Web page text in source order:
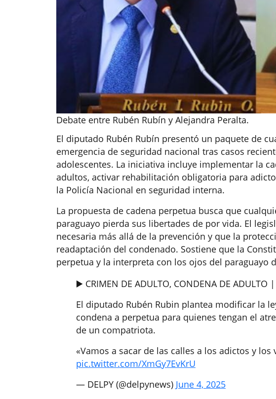
Debate entre Rubén Rubín y Alejandra Peralta.
El diputado Rubén Rubín presentó un paquete de
emergencia de seguridad nacional tras casos
adolescentes. La iniciativa incluye implementar la
adultos, activar rehabilitación obligatoria para
la Policía Nacional en seguridad interna.
La propuesta de cadena perpetua busca que
paraguayo pierda sus libertades de por vida. El
necesaria más allá de la prevención y que la
readaptación del condenado. Sostiene que la
perpetua y la interpreta con los ojos del paraguayo
▶️ CRIMEN DE ADULTO, CONDENA DE ADULTO |
️El diputado Rubén Rubin plantea modificar la
condena a perpetua para quienes tengan el
de un compatriota.
«Vamos a sacar de las calles a los adictos y los
pic.twitter.com/XmGy7EvKrU
— DELPY (@delpynews) June 4, 2025